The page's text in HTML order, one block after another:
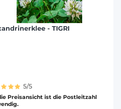
- TIGRI
5/5
Preisansicht ist die Postleitzahl